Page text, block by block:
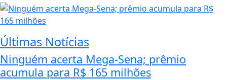
Últimas Notícias
Ninguém acerta Mega-Sena; prêmio
acumula para R$ 165 milhões